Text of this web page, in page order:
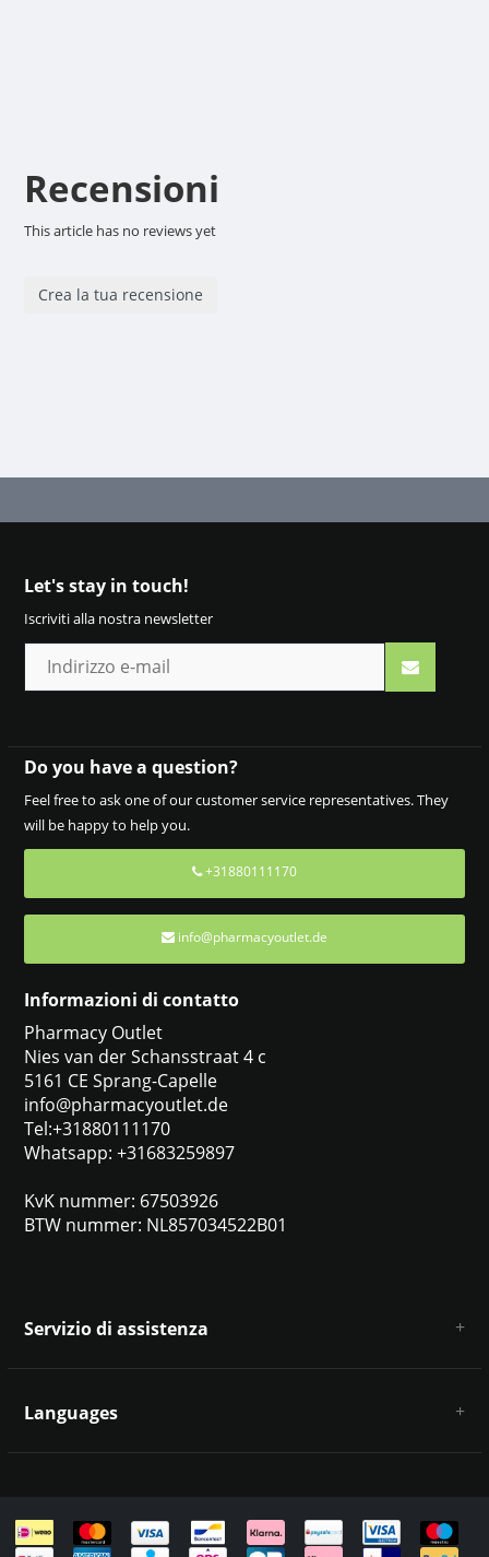
Recensioni
This article has no reviews yet
Crea la tua recensione
Let's stay in touch!
Iscriviti alla nostra newsletter
Do you have a question?
Feel free to ask one of our customer service representatives. They
will be happy to help you.
+31880111170
info@pharmacyoutlet.de
Informazioni di contatto
Pharmacy Outlet
Nies van der Schansstraat 4 c
5161 CE Sprang-Capelle
info@pharmacyoutlet.de
Tel:+31880111170
Whatsapp: +31683259897
KvK nummer: 67503926
BTW nummer: NL857034522B01
Servizio di assistenza
Esclusione di responsabilità e privacy
Mappa del sito
Languages
English